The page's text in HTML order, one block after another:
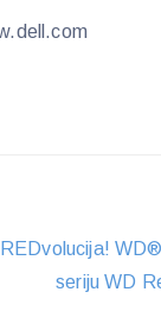
REDvolucija!
seriju WD